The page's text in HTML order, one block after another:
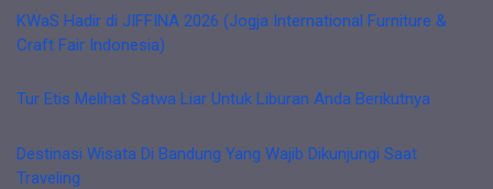
KWaS Hadir di JIFFINA 2026 (Jogja International Furniture &
Craft Fair Indonesia)
Tur Etis Melihat Satwa Liar Untuk Liburan Anda Berikutnya
Destinasi Wisata Di Bandung Yang Wajib Dikunjungi Saat
Traveling